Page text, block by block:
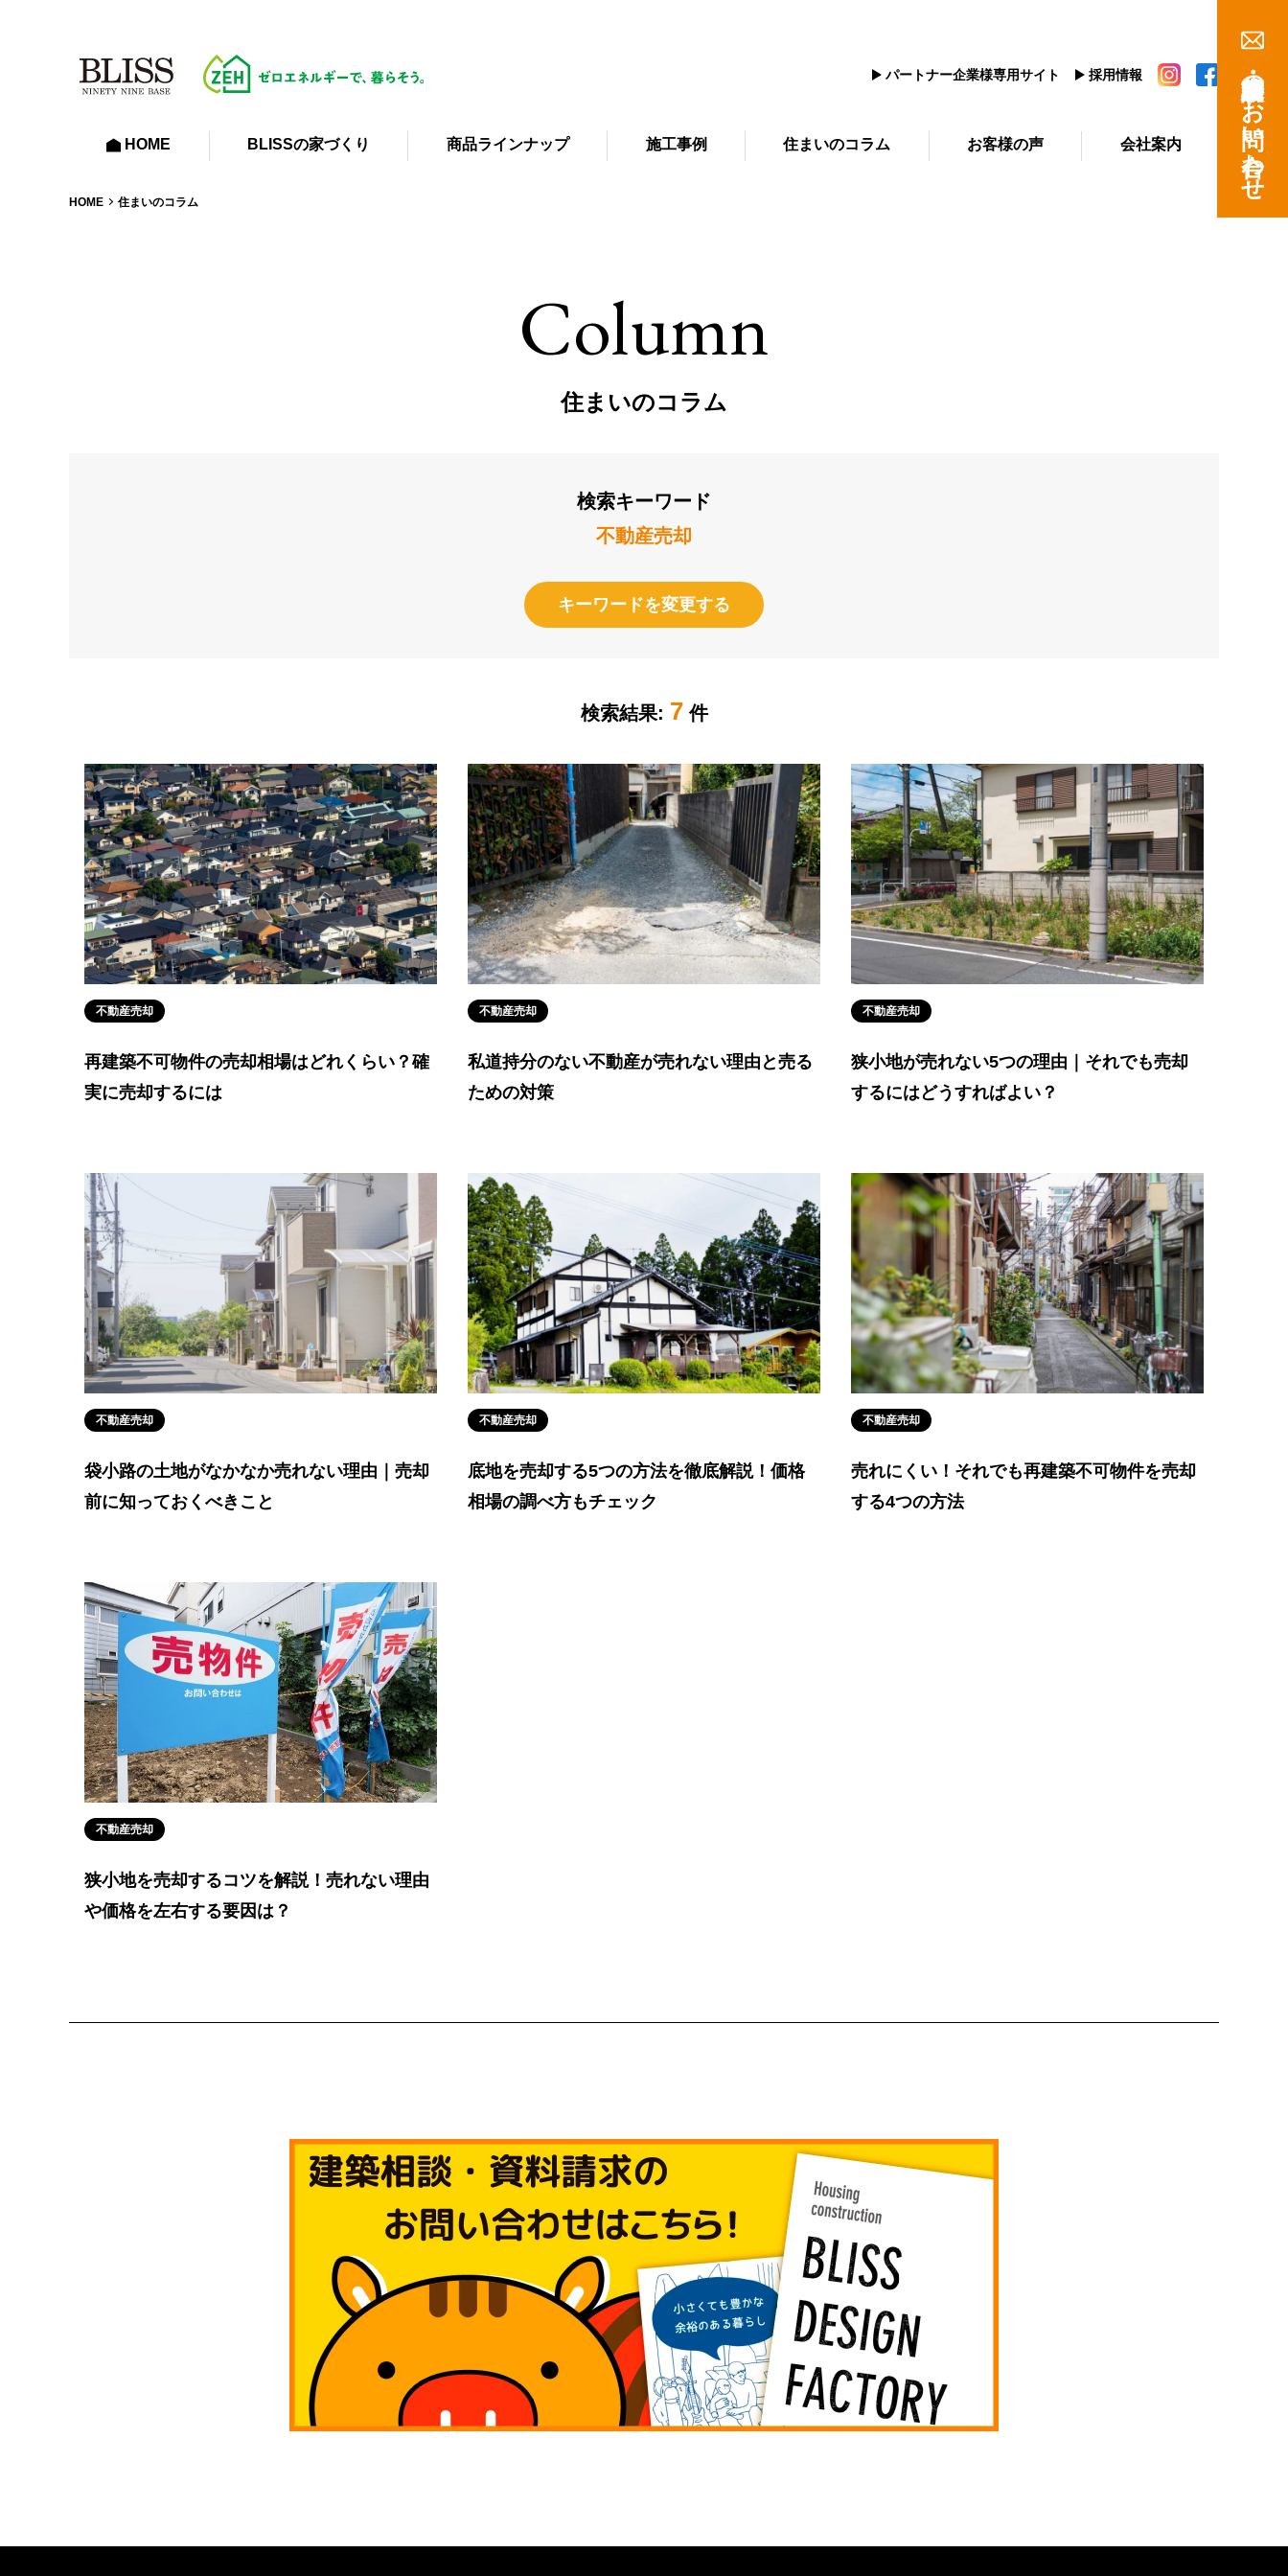
パートナー企業様専用サイト 採用情報
HOME BLISSの家づくり 商品ラインナップ 施工事例 住まいのコラム お客様の声 会社案内 建築相談・資料請求のお問い合わせ
HOME 住まいのコラム
Column
住まいのコラム
検索キーワード
不動産売却
キーワードを変更する
検索結果: 7 件
不動産売却
再建築不可物件の売却相場はどれくらい？確
実に売却するには
不動産売却
私道持分のない不動産が売れない理由と売る
ための対策
不動産売却
狭小地が売れない5つの理由｜それでも売却
するにはどうすればよい？
不動産売却
袋小路の土地がなかなか売れない理由｜売却
前に知っておくべきこと
不動産売却
底地を売却する5つの方法を徹底解説！価格
相場の調べ方もチェック
不動産売却
売れにくい！それでも再建築不可物件を売却
する4つの方法
不動産売却
狭小地を売却するコツを解説！売れない理由
や価格を左右する要因は？